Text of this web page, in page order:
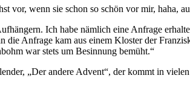
vor, wenn sie schon so schön vor mir, haha,
Ich habe nämlich eine Anfrage
Anfrage kam aus einem Kloster der
war stets um Besinnung bemüht.“
„Der andere Advent“, der kommt in